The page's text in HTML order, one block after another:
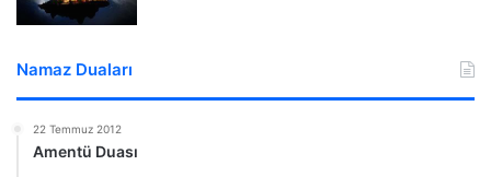
Namaz Duaları
22 Temmuz 2012
Amentü Duası